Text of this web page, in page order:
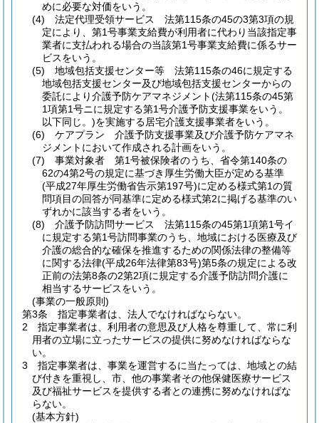
めに必要な対価をいう。
(4)
法定代理受領サービス 法第115条の45の3第3項の規
定により、第1号事業支給費が利用者に代わり当該指定事
業者に支払われる場合の当該第1号事業支給費に係るサー
ビスをいう。
(5)
地域包括支援センター等 法第115条の46に規定する
地域包括支援センター及び地域包括支援センターからの
委託により介護予防ケアマネジメント(法第115条の45第
1項第1号ニに規定する第1号介護予防支援事業をいう。
以下同じ。)を実施する居宅介護支援事業者をいう。
(6)
ケアプラン 介護予防支援事業及び介護予防ケアマネ
ジメントにおいて作成される計画をいう。
(7)
事業対象者 第1号被保険者のうち、省令第140条の
62の4第2号の規定に基づき厚生労働大臣が定める基準
(平成27年厚生労働省告示第197号)に定める様式第1の質
問項目の回答が同基準に定める様式第2に掲げる基準のい
ずれかに該当する者をいう。
(8)
介護予防訪問サービス 法第115条の45第1項第1号イ
に規定する第1号訪問事業のうち、地域における医療及び
介護の総合的な確保を推進するための関係法律の整備等
に関する法律(平成26年法律第83号)第5条の規定による改
正前の法第8条の2第2項に規定する介護予防訪問介護に
相当するサービスをいう。
(事業の一般原則)
第3条
指定事業者は、法人でなければならない。
2
指定事業者は、利用者の意思及び人格を尊重して、常に利
用者の立場に立ったサービスの提供に努めなければならな
い。
3
指定事業者は、事業を運営するに当たっては、地域との結
び付きを重視し、市、他の事業者その他保健医療サービス
及び福祉サービスを提供する者との連携に努めなければな
らない。
(基本方針)